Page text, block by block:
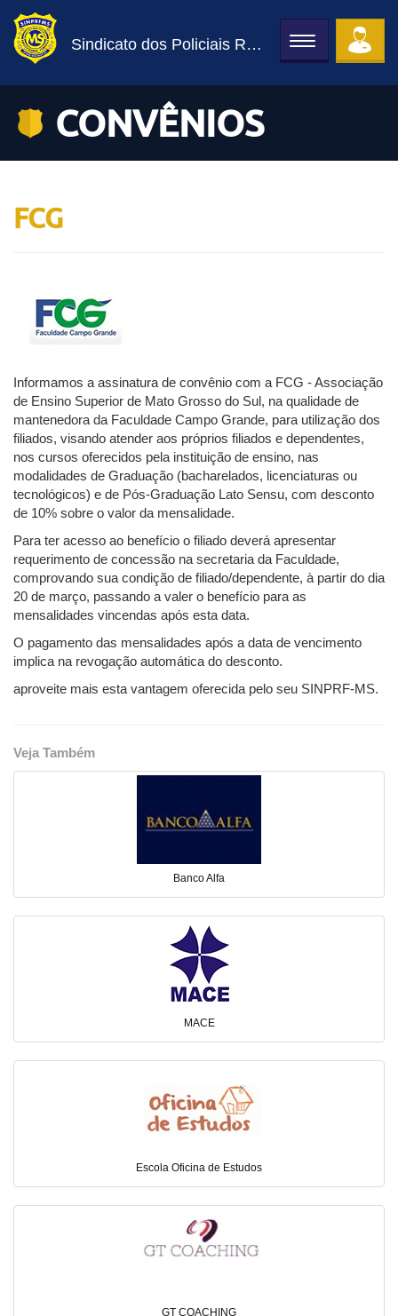
Sindicato dos Policiais Rodoviários Federais de MS
Toggle
navigation
CONVÊNIOS
FCG
Informamos a assinatura de convênio com a FCG - Associação
de Ensino Superior de Mato Grosso do Sul, na qualidade de
mantenedora da Faculdade Campo Grande, para utilização dos
filiados, visando atender aos próprios filiados e dependentes,
nos cursos oferecidos pela instituição de ensino, nas
modalidades de Graduação (bacharelados, licenciaturas ou
tecnológicos) e de Pós-Graduação Lato Sensu, com desconto
de 10% sobre o valor da mensalidade.
Para ter acesso ao benefício o filiado deverá apresentar
requerimento de concessão na secretaria da Faculdade,
comprovando sua condição de filiado/dependente, à partir do dia
20 de março, passando a valer o benefício para as
mensalidades vincendas após esta data.
O pagamento das mensalidades após a data de vencimento
implica na revogação automática do desconto.
aproveite mais esta vantagem oferecida pelo seu SINPRF-MS.
Veja Também
Banco Alfa
MACE
Escola Oficina de Estudos
GT COACHING